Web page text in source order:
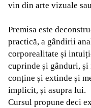
vin din arte vizuale
Premisa este
practică, a gândirii
corporealitate și
cuprinde și gânduri,
conține și extinde și
implicit, și asupra lui.
Cursul propune deci